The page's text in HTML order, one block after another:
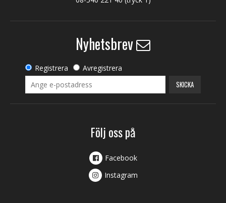
Nyhetsbrev
Registrera Avregistrera
SKICKA
Följ oss på
Facebook
Instagram